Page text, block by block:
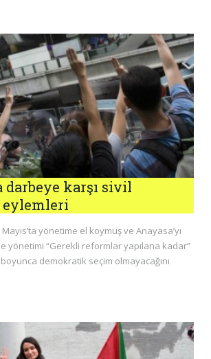
darbeye karşı sivil
yönetime el koymuş ve Anayasa’yı
yönetimi “Gerekli reformlar yapılana kadar”
demokratik seçim olmayacağını